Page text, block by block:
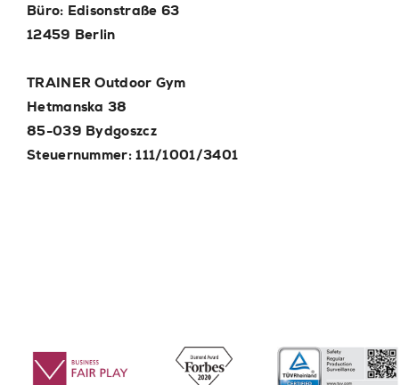
Büro: Edisonstraße 63
12459 Berlin
TRAINER Outdoor Gym
Hetmanska 38
85-039 Bydgoszcz
Steuernummer: 111/1001/3401